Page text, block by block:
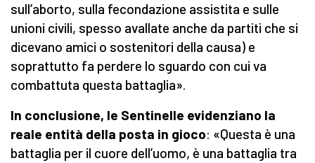
sull’aborto, sulla fecondazione assistita e sulle
unioni civili, spesso avallate anche da partiti che si
dicevano amici o sostenitori della causa) e
soprattutto fa perdere lo sguardo con cui va
combattuta questa battaglia».
In conclusione, le Sentinelle evidenziano la
reale entità della posta in gioco: «Questa è una
battaglia per il cuore dell’uomo, è una battaglia tra